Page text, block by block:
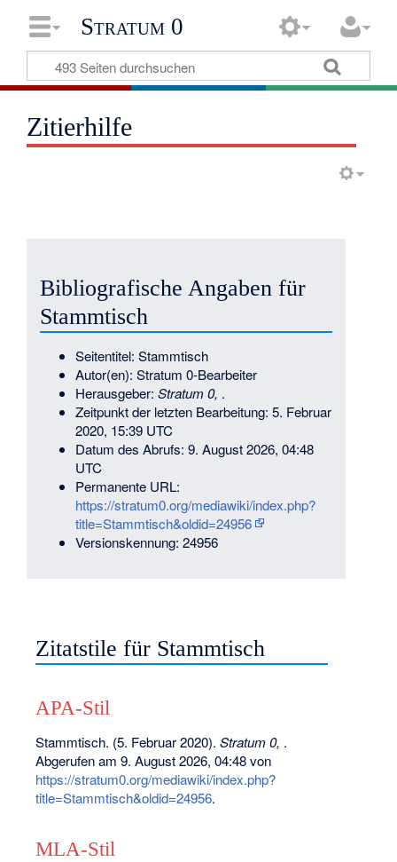
Stratum 0
Zitierhilfe
Bibliografische Angaben für
Stammtisch
Seitentitel: Stammtisch
Autor(en): Stratum 0-Bearbeiter
Herausgeber:Stratum 0, .
Zeitpunkt der letzten Bearbeitung: 5. Februar
2020, 15:39 UTC
Datum des Abrufs: 9. August 2026, 04:48
UTC
Permanente URL:
https://stratum0.org/mediawiki/index.php?
title=Stammtisch&oldid=24956
Versionskennung: 24956
Zitatstile für Stammtisch
APA-Stil
Stammtisch. (5. Februar 2020).Stratum 0, .
Abgerufen am 9. August 2026, 04:48 von
https://stratum0.org/mediawiki/index.php?
title=Stammtisch&oldid=24956.
MLA-Stil